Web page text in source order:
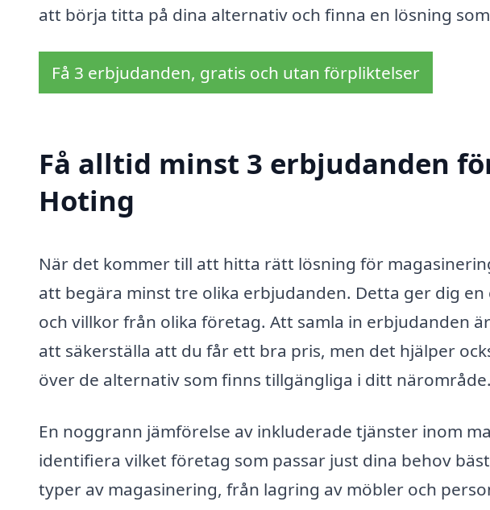
att börja titta på dina alternativ och finna en lösning
Få 3 erbjudanden, gratis och utan förpliktelser
Få alltid minst 3 erbjudanden
Hoting
När det kommer till att hitta rätt lösning för
att begära minst tre olika erbjudanden. Detta ger dig
och villkor från olika företag. Att samla in erbjudanden
att säkerställa att du får ett bra pris, men det hjälper
över de alternativ som finns tillgängliga i ditt närområde.
En noggrann jämförelse av inkluderade tjänster inom
identifiera vilket företag som passar just dina behov
typer av magasinering, från lagring av möbler och